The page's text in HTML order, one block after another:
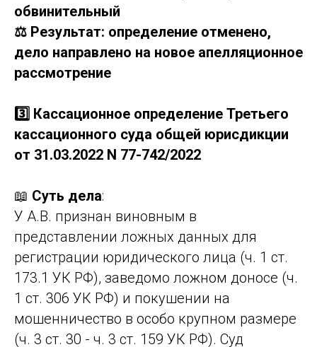
обвинительный
⚖️ Результат: определение отменено,
дело направлено на новое апелляционное
рассмотрение
3️⃣ Кассационное определение Третьего
кассационного суда общей юрисдикции
от 31.03.2022 N 77-742/2022
📖 Суть дела:
У А.В. признан виновным в
представлении ложных данных для
регистрации юридического лица (ч. 1 ст.
173.1 УК РФ), заведомо ложном доносе (ч.
1 ст. 306 УК РФ) и покушении на
мошенничество в особо крупном размере
(ч. 3 ст. 30 - ч. 3 ст. 159 УК РФ). Суд